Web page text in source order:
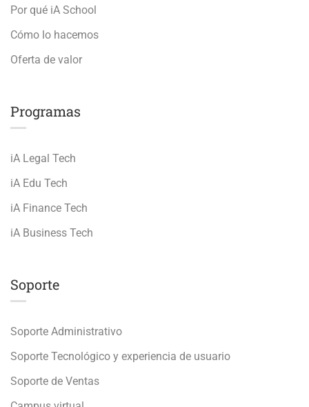
Por qué iA School
Cómo lo hacemos
Oferta de valor
Programas
iA Legal Tech
iA Edu Tech
iA Finance Tech
iA Business Tech
Soporte
Soporte Administrativo
Soporte Tecnológico y experiencia de usuario
Soporte de Ventas